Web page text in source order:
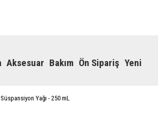
Aksesuar Bakım Ön Sipariş Yeni
Yağı - 250 mL